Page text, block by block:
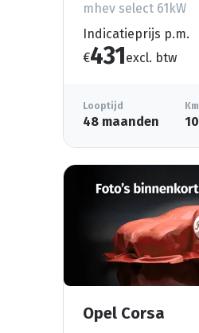
mhev select 61kW
Indicatieprijs p.m.
€431excl. btw
Looptijd
48 maanden
Opel Corsa